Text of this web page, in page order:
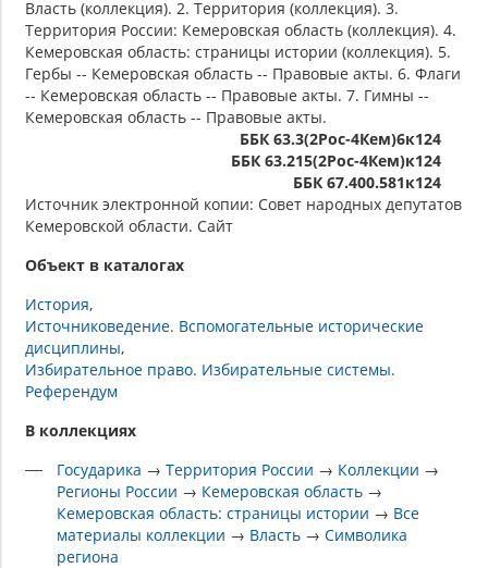
Власть (коллекция). 2. Территория (коллекция). 3.
Территория России: Кемеровская область (коллекция). 4.
Кемеровская область: страницы истории (коллекция). 5.
Гербы -- Кемеровская область -- Правовые акты. 6. Флаги
-- Кемеровская область -- Правовые акты. 7. Гимны --
Кемеровская область -- Правовые акты.
ББК 63.3(2Рос-4Кем)6к124
ББК 63.215(2Рос-4Кем)к124
ББК 67.400.581к124
Источник электронной копии: Совет народных депутатов
Кемеровской области. Сайт
Объект в каталогах
История
Источниковедение. Вспомогательные исторические
дисциплины
Избирательное право. Избирательные системы.
Референдум
В коллекциях
Государика →Территория России → Коллекции →
Регионы России → Кемеровская область →
Кемеровская область: страницы истории → Все
материалы коллекции → Власть →Символика
региона